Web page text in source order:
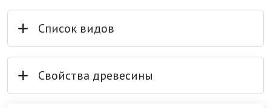
Список видов
Свойства древесины